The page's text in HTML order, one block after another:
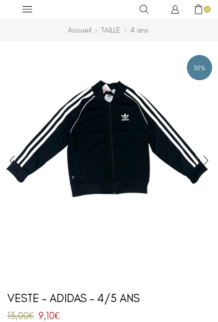
0
Accueil TAILLE 4 ans
30%
VESTE – ADIDAS – 4/5 ANS
13,00€ 9,10€